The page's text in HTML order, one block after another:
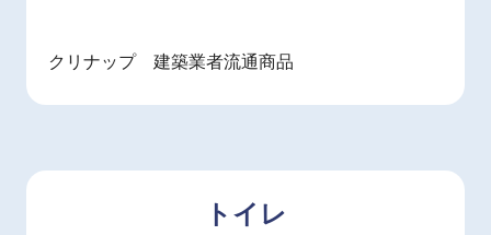
クリナップ 建築業者流通商品
トイレ